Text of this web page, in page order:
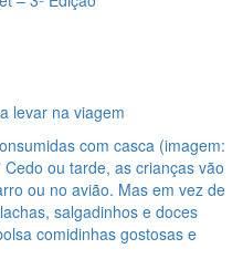
levar na viagem
com casca (imagem:
ou tarde, as crianças vão
ou no avião. Mas em vez de
salgadinhos e doces
comidinhas gostosas e